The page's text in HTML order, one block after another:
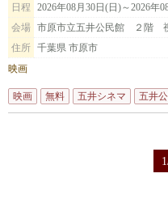
日程
2026年08月30日(日)～2026年
会場 市原市立五井公民館 ２階
住所 千葉県 市原市
映画
映画 無料 五井シネマ 五井